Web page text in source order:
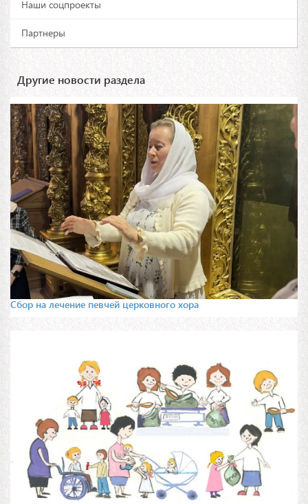
Наши соцпроекты
Партнеры
Другие новости раздела
Сбор на лечение певчей церковного хора